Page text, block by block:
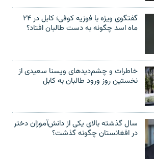
گفتگوی ویژه با فوزیه کوفی؛ کابل در ۲۴
ماه اسد چگونه به دست طالبان افتاد؟
خاطرات و چشم‌دید‌های ویسنا سعیدی از
نخستین روز ورود طالبان به کابل
سال گذشته بالای یکی از دانش‌آموزان دختر
در افغانستان چگونه گذشت؟